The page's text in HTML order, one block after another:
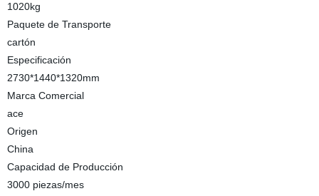
1020kg
Paquete de Transporte
cartón
Especificación
2730*1440*1320mm
Marca Comercial
ace
Origen
China
Capacidad de Producción
3000 piezas/mes